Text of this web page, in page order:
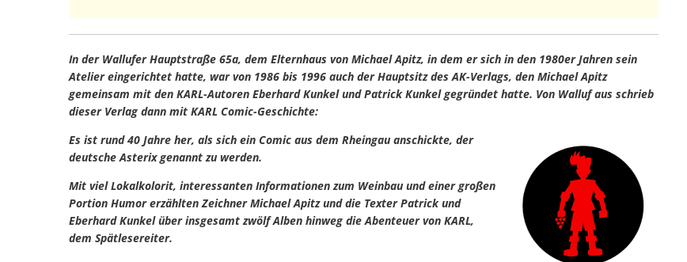
In der Wallufer Hauptstraße 65a, dem Elternhaus von Michael Apitz, in dem er sich in den 1980er Jahren sein
Atelier eingerichtet hatte, war von 1986 bis 1996 auch der Hauptsitz des AK-Verlags, den Michael Apitz
gemeinsam mit den KARL-Autoren Eberhard Kunkel und Patrick Kunkel gegründet hatte. Von Walluf aus schrieb
dieser Verlag dann mit KARL Comic-Geschichte:
Es ist rund 40 Jahre her, als sich ein Comic aus dem Rheingau anschickte, der
deutsche Asterix genannt zu werden.
Mit viel Lokalkolorit, interessanten Informationen zum Weinbau und einer großen
Portion Humor erzählten Zeichner Michael Apitz und die Texter Patrick und
Eberhard Kunkel über insgesamt zwölf Alben hinweg die Abenteuer von KARL,
dem Spätlesereiter.